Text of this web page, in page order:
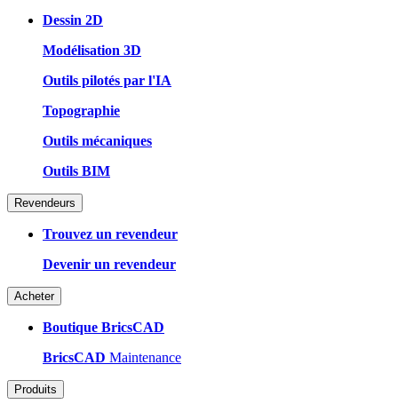
Dessin 2D
Modélisation 3D
Outils pilotés par l'IA
Topographie
Outils mécaniques
Outils BIM
Revendeurs
Trouvez un revendeur
Devenir un revendeur
Acheter
Boutique BricsCAD
BricsCAD Maintenance
Produits